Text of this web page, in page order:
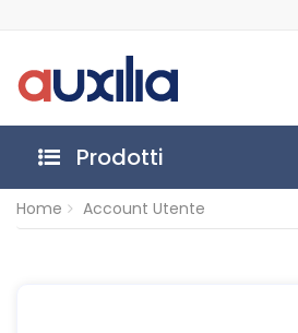
Prodotti
Home Account Utente